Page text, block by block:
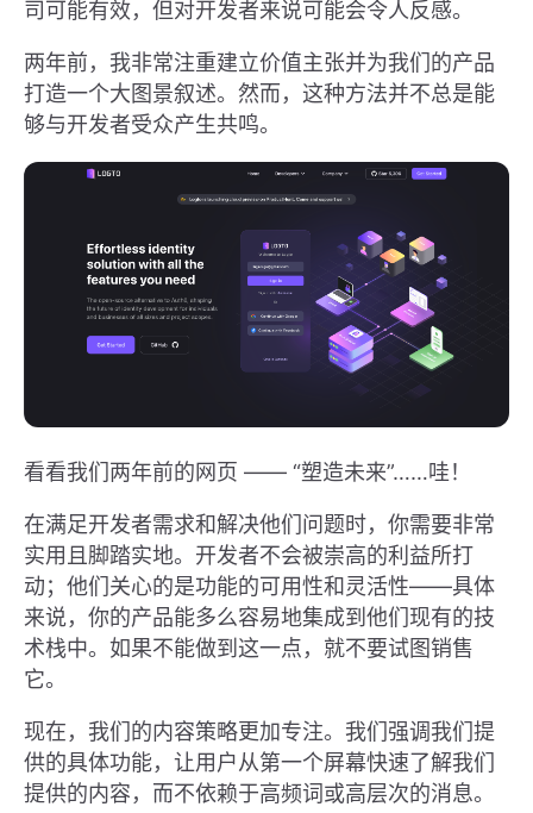
司可能有效，但对开发者来说可能会令人反感。
两年前，我非常注重建立价值主张并为我们的产品
打造一个大图景叙述。然而，这种方法并不总是能
够与开发者受众产生共鸣。
看看我们两年前的网页 —— “塑造未来”……哇！
在满足开发者需求和解决他们问题时，你需要非常
实用且脚踏实地。开发者不会被崇高的利益所打
动；他们关心的是功能的可用性和灵活性——具体
来说，你的产品能多么容易地集成到他们现有的技
术栈中。如果不能做到这一点，就不要试图销售
它。
现在，我们的内容策略更加专注。我们强调我们提
供的具体功能，让用户从第一个屏幕快速了解我们
提供的内容，而不依赖于高频词或高层次的消息。